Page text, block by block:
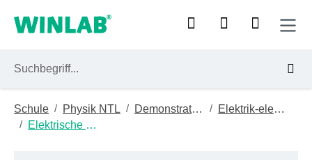
Zum Hauptinhalt springen
Schule / Physik NTL / Demonstrationsgeräte /
Elektrik-elektronik
/
Elektrische Hilfsmittel